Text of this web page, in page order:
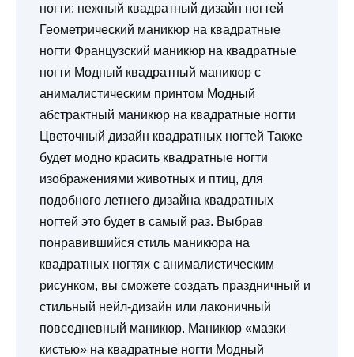
ногти: нежный квадратный дизайн ногтей
Геометрический маникюр на квадратные
ногти Французский маникюр на квадратные
ногти Модный квадратный маникюр с
анималистическим принтом Модный
абстрактный маникюр на квадратные ногти
Цветочный дизайн квадратных ногтей Также
будет модно красить квадратные ногти
изображениями животных и птиц, для
подобного летнего дизайна квадратных
ногтей это будет в самый раз. Выбрав
понравившийся стиль маникюра на
квадратных ногтях с анималистическим
рисунком, вы сможете создать праздничный и
стильный нейл-дизайн или лаконичный
повседневный маникюр. Маникюр «мазки
кистью» на квадратные ногти Модный